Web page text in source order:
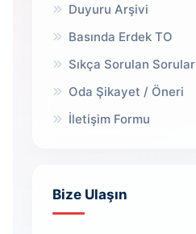
Duyuru Arşivi
Basında Erdek TO
Sıkça Sorulan Sorular
Oda Şikayet / Öneri
İletişim Formu
Bize Ulaşın